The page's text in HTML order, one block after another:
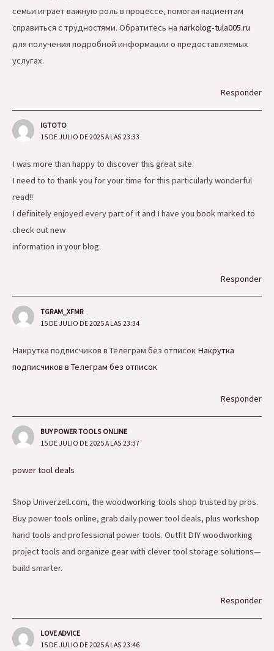
семьи играет важную роль в процессе‚ помогая пациентам
справиться с трудностями. Обратитесь на narkolog-tula005.ru
для получения подробной информации о предоставляемых
услугах.
Responder
IGTOTO
15 DE JULIO DE 2025 A LAS 23:33
I was more than happy to discover this great site.
I need to to thank you for your time for this particularly wonderful
read!!
I definitely enjoyed every part of it and I have you book marked to
check out new
information in your blog.
Responder
TGRAM_XFMR
15 DE JULIO DE 2025 A LAS 23:34
Накрутка подписчиков в Телеграм без отписок Накрутка
подписчиков в Телеграм без отписок
Responder
BUY POWER TOOLS ONLINE
15 DE JULIO DE 2025 A LAS 23:37
power tool deals
Shop Univerzell.com, the woodworking tools shop trusted by pros.
Buy power tools online, grab daily power tool deals, plus workshop
hand tools and professional power tools. Outfit DIY woodworking
project tools and organize gear with clever tool storage solutions—
build smarter.
Responder
LOVE ADVICE
15 DE JULIO DE 2025 A LAS 23:46